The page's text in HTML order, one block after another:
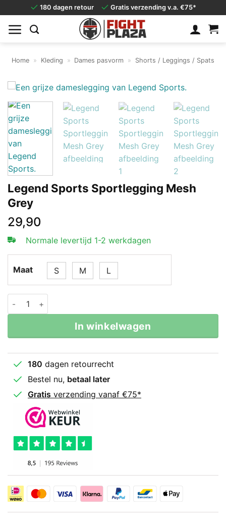
naar
inhoud
180 dagen retour Gratis verzending v.a. €75*
Home » Kleding » Dames pasvorm » Shorts / Leggings / Spats
Legend Sports Sportlegging Mesh
Grey
29,90
Normale levertijd 1-2 werkdagen
Maat S M L
Legend Sports Sportlegging Mesh Grey aantal
In winkelwagen
180 dagen retourrecht
Bestel nu, betaal later
Gratis verzending vanaf €75*